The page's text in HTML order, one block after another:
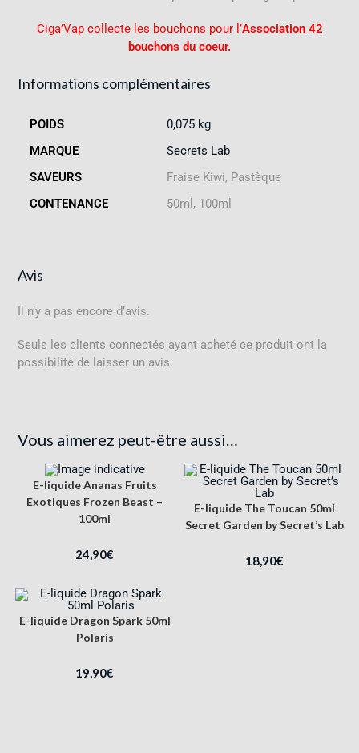
Ciga’Vap collecte les bouchons pour l’Association 42
bouchons du coeur.
Informations complémentaires
POIDS
0,075 kg
MARQUE
Secrets Lab
SAVEURS
Fraise Kiwi, Pastèque
CONTENANCE
50ml, 100ml
Avis
Il n’y a pas encore d’avis.
Seuls les clients connectés ayant acheté ce produit ont la
possibilité de laisser un avis.
Vous aimerez peut-être aussi…
E-liquide Ananas Fruits
Exotiques Frozen Beast –
100ml
24,90€
E-liquide The Toucan 50ml
Secret Garden by Secret’s Lab
18,90€
E-liquide Dragon Spark 50ml
Polaris
19,90€